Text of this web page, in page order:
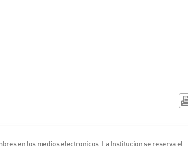
en los medios electrónicos. La Institución se reserva el